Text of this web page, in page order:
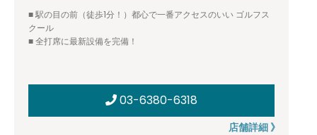
■ 駅の目の前（徒歩1分！）都心で一番アクセスのいい ゴルフス
クール
■ 全打席に最新設備を完備！
03-6380-6318
店舗詳細 》